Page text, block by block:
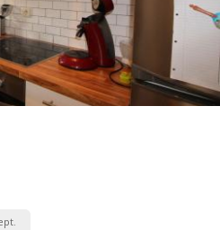
Aménagement
Salle de bain:
Commune
Cuisine:
Commune
Superficie:
90 m
2
Pièces privées:
3
calme